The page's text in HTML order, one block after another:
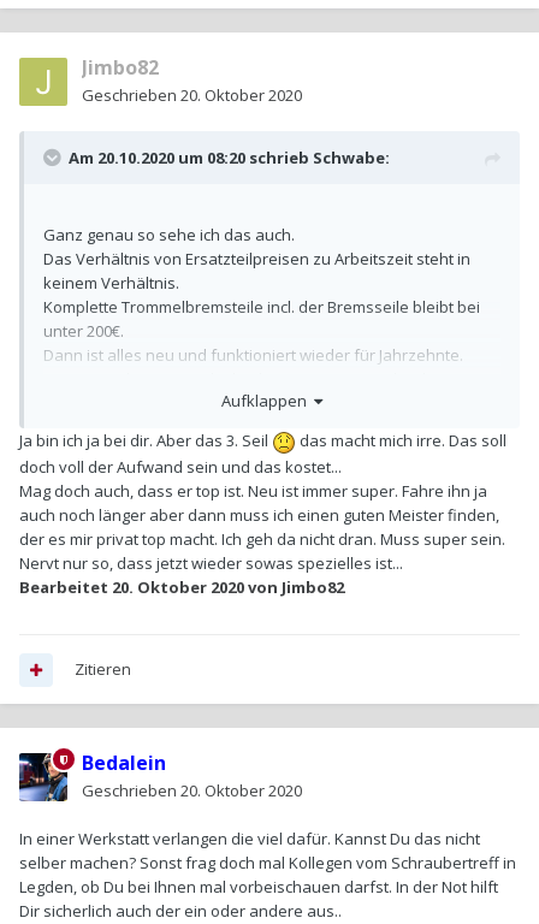
Jimbo82
Geschrieben 20. Oktober 2020
Am 20.10.2020 um 08:20 schrieb Schwabe:
Ganz genau so sehe ich das auch.
Das Verhältnis von Ersatzteilpreisen zu Arbeitszeit steht in
keinem Verhältnis.
Komplette Trommelbremsteile incl. der Bremsseile bleibt bei
unter 200€.
Dann ist alles neu und funktioniert wieder für Jahrzehnte.
beschäftigt nachzubessern.
Hat jetzt doch auch 20 Jahre funktioniert?
Aufklappen
Ja bin ich ja bei dir. Aber das 3. Seil
das macht mich irre. Das soll
doch voll der Aufwand sein und das kostet...
Mag doch auch, dass er top ist. Neu ist immer super. Fahre ihn ja
auch noch länger aber dann muss ich einen guten Meister finden,
der es mir privat top macht. Ich geh da nicht dran. Muss super sein.
Nervt nur so, dass jetzt wieder sowas spezielles ist...
Bearbeitet 20. Oktober 2020von Jimbo82
Zitieren
Bedalein
Geschrieben 20. Oktober 2020
In einer Werkstatt verlangen die viel dafür. Kannst Du das nicht
selber machen? Sonst frag doch mal Kollegen vom Schraubertreff in
Legden, ob Du bei Ihnen mal vorbeischauen darfst. In der Not hilft
Dir sicherlich auch der ein oder andere aus..